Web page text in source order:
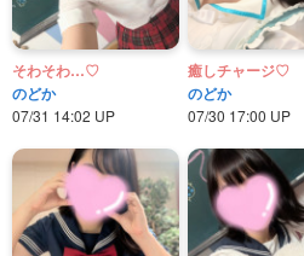
そわそわ…♡
のどか
07/31 14:02 UP
癒しチャージ♡
のどか
07/30 17:00 UP